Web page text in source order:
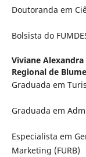
Doutoranda em
Bolsista do
Viviane Alexandra
Regional de
Graduada em
Graduada em
Especialista em
Marketing (FURB)